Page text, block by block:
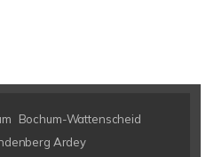
Bochum-Wattenscheid
Ardey